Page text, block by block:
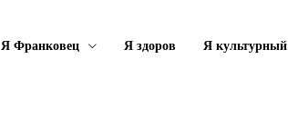
Я Франковец Я здоров Я культурный